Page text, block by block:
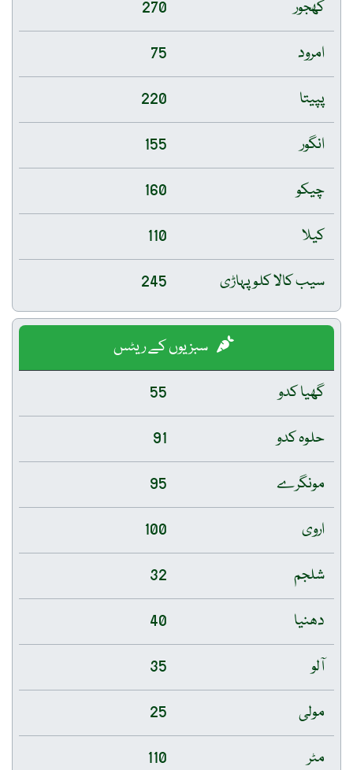
کھجور
270
امرود
75
پپیتا
220
انگور
155
چیکو
160
کیلا
110
سیب کالا کلو پہاڑی
245
سبزیوں کے ریٹس
گھیا کدو
55
حلوہ کدو
91
مونگرے
95
اروی
100
شلجم
32
دھنیا
40
آلو
35
مولی
25
مٹر
110